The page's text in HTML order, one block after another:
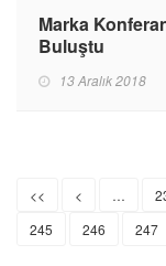
Marka
Buluştu
13 Aralık 2018
<< < …
245
246 247